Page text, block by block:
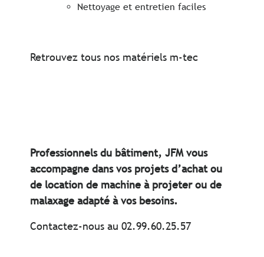
Nettoyage et entretien faciles
Retrouvez tous nos matériels m-tec
Professionnels du bâtiment, JFM vous
accompagne dans vos projets d’achat ou
de location de machine à projeter ou de
malaxage adapté à vos besoins.
Contactez-nous au 02.99.60.25.57